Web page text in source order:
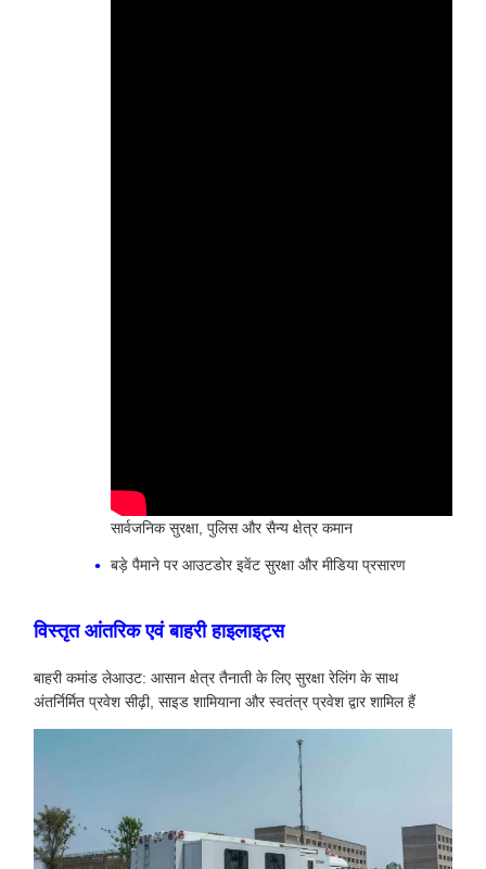
सार्वजनिक सुरक्षा, पुलिस और सैन्य क्षेत्र कमान
बड़े पैमाने पर आउटडोर इवेंट सुरक्षा और मीडिया प्रसारण
विस्तृत आंतरिक एवं बाहरी हाइलाइट्स
बाहरी कमांड लेआउट: आसान क्षेत्र तैनाती के लिए सुरक्षा रेलिंग के साथ
अंतर्निर्मित प्रवेश सीढ़ी, साइड शामियाना और स्वतंत्र प्रवेश द्वार शामिल हैं